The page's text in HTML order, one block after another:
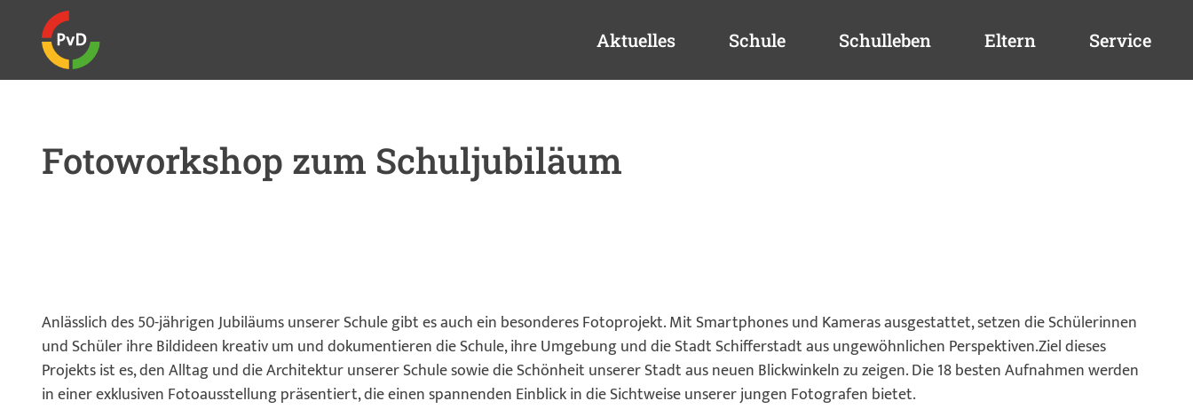
Aktuelles Schule Schulleben Eltern Service
Fotoworkshop zum Schuljubiläum
Anlässlich des 50-jährigen Jubiläums unserer Schule gibt es auch ein besonderes Fotoprojekt. Mit Smartphones und Kameras ausgestattet, setzen die Schülerinnen
und Schüler ihre Bildideen kreativ um und dokumentieren die Schule, ihre Umgebung und die Stadt Schifferstadt aus ungewöhnlichen Perspektiven.Ziel dieses
Projekts ist es, den Alltag und die Architektur unserer Schule sowie die Schönheit unserer Stadt aus neuen Blickwinkeln zu zeigen. Die 18 besten Aufnahmen werden
in einer exklusiven Fotoausstellung präsentiert, die einen spannenden Einblick in die Sichtweise unserer jungen Fotografen bietet.